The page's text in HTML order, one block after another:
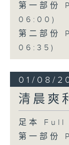
第一部
06:00)
第二部
06:35)
01/08/
清晨爽
足本
第一部